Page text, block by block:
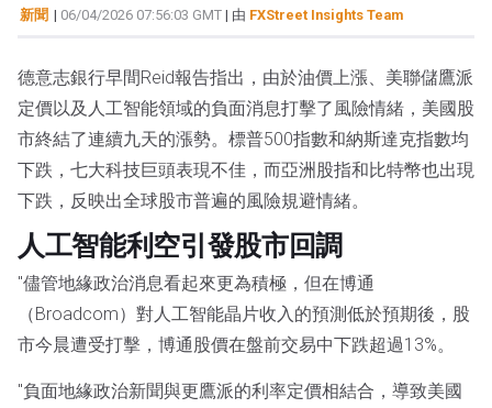
新聞 | 06/04/2026 07:56:03 GMT | 由 FXStreet Insights Team
德意志銀行早間Reid報告指出，由於油價上漲、美聯儲鷹派
定價以及人工智能領域的負面消息打擊了風險情緒，美國股
市終結了連續九天的漲勢。標普500指數和納斯達克指數均
下跌，七大科技巨頭表現不佳，而亞洲股指和比特幣也出現
下跌，反映出全球股市普遍的風險規避情緒。
人工智能利空引發股市回調
"儘管地緣政治消息看起來更為積極，但在博通
（Broadcom）對人工智能晶片收入的預測低於預期後，股
市今晨遭受打擊，博通股價在盤前交易中下跌超過13%。
"負面地緣政治新聞與更鷹派的利率定價相結合，導致美國